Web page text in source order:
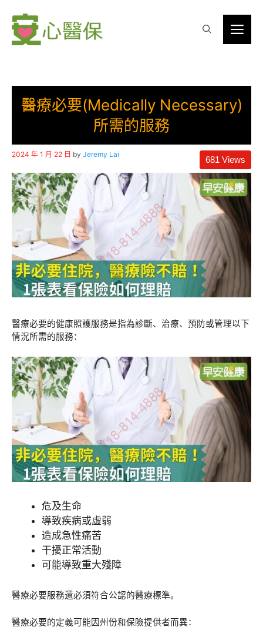
content
醫療必要(Medically Necessary)
所需的服務
2024 年 1 月 22 日 by Jeremy Lai
681 Views
醫療必要的健康照護服務是指為診斷、治療、預防或管理以下
情況所需的服務：
危及生命
導致疾病或虛弱
造成急性痛苦
干擾正常活動
可能導致重大殘障
醫療必要服務還必須符合公認的醫療標準。
醫療必要的定義可能因州份和保險提供者而異：